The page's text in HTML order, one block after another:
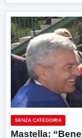
SENZA CATEGORIA
Mastella: